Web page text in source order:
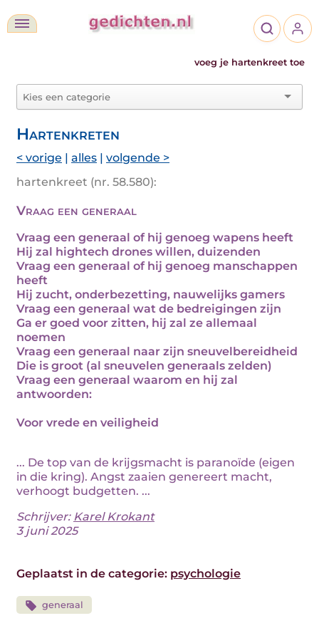
voeg je hartenkreet toe
Hartenkreten
< vorige | alles | volgende >
hartenkreet (nr. 58.580):
Vraag een generaal
Vraag een generaal of hij genoeg wapens heeft
Hij zal hightech drones willen, duizenden
Vraag een generaal of hij genoeg manschappen
heeft
Hij zucht, onderbezetting, nauwelijks gamers
Vraag een generaal wat de bedreigingen zijn
Ga er goed voor zitten, hij zal ze allemaal
noemen
Vraag een generaal naar zijn sneuvelbereidheid
Die is groot (al sneuvelen generaals zelden)
Vraag een generaal waarom en hij zal
antwoorden:
Voor vrede en veiligheid
... De top van de krijgsmacht is paranoïde (eigen
in die kring). Angst zaaien genereert macht,
verhoogt budgetten. ...
Schrijver: Karel Krokant
3 juni 2025
Geplaatst in de categorie: psychologie
generaal